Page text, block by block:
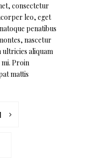
consectetur
leo, eget
penatibus
nascetur
ultricies aliquam
mi. Proin
mattis